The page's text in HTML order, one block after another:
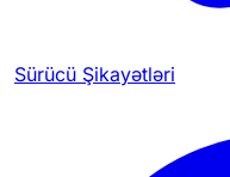
Sürücü Şikayətləri